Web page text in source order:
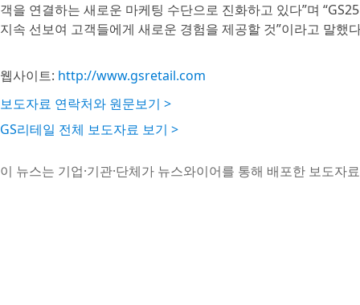
객을 연결하는 새로운 마케팅 수단으로 진화하고 있다”며
지속 선보여 고객들에게 새로운 경험을 제공할 것”이라고 말했
웹사이트: http://www.gsretail.com
보도자료 연락처와 원문보기 >
GS리테일 전체 보도자료 보기 >
이 뉴스는 기업·기관·단체가 뉴스와이어를 통해 배포한 보도자